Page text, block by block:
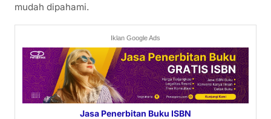
mudah dipahami.
Iklan Google Ads
Jasa Penerbitan Buku ISBN